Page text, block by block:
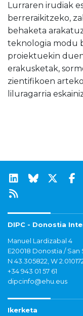
Lurraren irudiak
berreraikitzeko,
behaketa
teknologia modu
proiektuekin
erakusketak,
zientifikoen
liluragarria
DIPC - Donostia
Manuel Lardizabal 4
E20018 Donostia / San
N 43.305822, W
+34 943 01 57 61
dipcinfo@ehu.eus
Ikerketa